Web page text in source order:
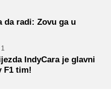
da radi: Zovu ga u
IndyCara je glavni
F1 tim!